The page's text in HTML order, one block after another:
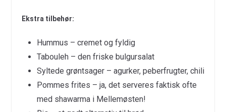
Ekstra tilbehør:
Hummus – cremet og fyldig
Tabouleh – den friske bulgursalat
Syltede grøntsager – agurker, peberfrugter, chili
Pommes frites – ja, det serveres faktisk ofte
med shawarma i Mellemøsten!